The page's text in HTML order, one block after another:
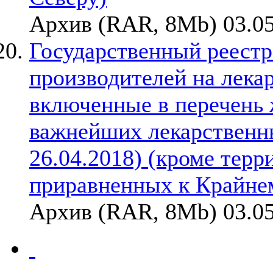
Архив (RAR, 8Mb)
Государственный
производителей на
включенные в
важнейших
26.04.2018) (кроме
приравненных к
Архив (RAR, 8Mb)